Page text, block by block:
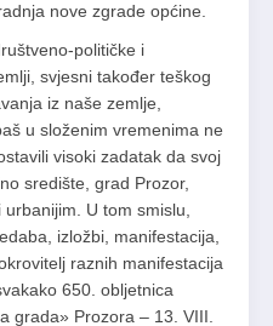
nove zgrade općine.
političke i
svjesni također teškog
iz naše zemlje,
u složenim vremenima ne
visoki zadatak da svoj
središte, grad Prozor,
U tom smislu,
izložbi, manifestacija,
raznih manifestacija
650. obljetnica
grada» Prozora – 13. VIII.